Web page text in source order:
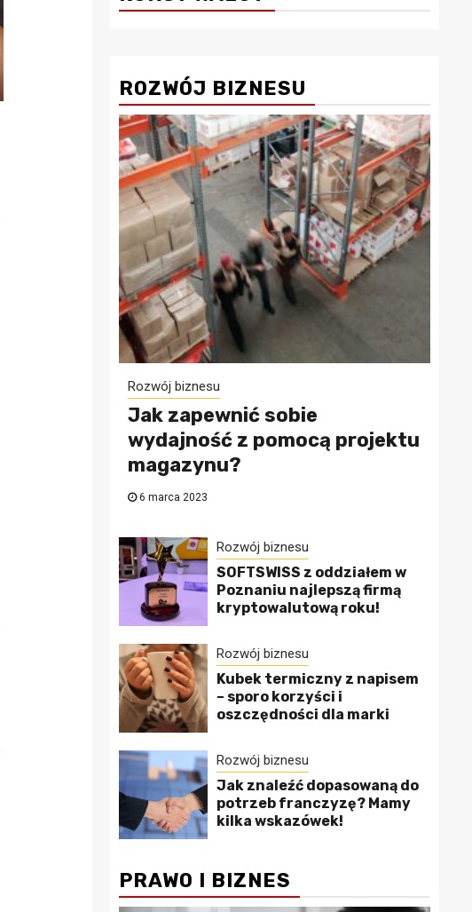
ROZWÓJ BIZNESU
Rozwój biznesu
Jak zapewnić sobie
wydajność z pomocą projektu
magazynu?
6 marca 2023
Rozwój biznesu
SOFTSWISS z oddziałem w
Poznaniu najlepszą firmą
kryptowalutową roku!
Rozwój biznesu
Kubek termiczny z napisem
– sporo korzyści i
oszczędności dla marki
Rozwój biznesu
Jak znaleźć dopasowaną do
potrzeb franczyzę? Mamy
kilka wskazówek!
PRAWO I BIZNES